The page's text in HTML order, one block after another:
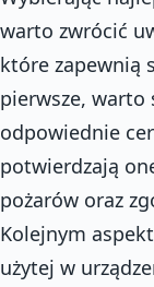
warto zwrócić
które zapewnią
pierwsze, warto
odpowiednie
potwierdzają
pożarów oraz
Kolejnym
użytej w